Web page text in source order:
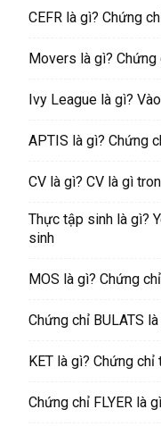
CEFR là gì? Chứng
Movers là gì?
Ivy League là gì?
APTIS là gì? Chứng
CV là gì? CV là gì
Thực tập sinh là gì?
sinh
MOS là gì? Chứng
Chứng chỉ BULATS
KET là gì? Chứng chỉ
Chứng chỉ FLYER là